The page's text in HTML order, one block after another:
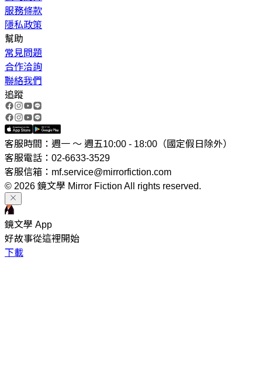
服務條款
隱私政策
幫助
常見問題
合作洽詢
聯絡我們
追蹤
客服時間：週一 ～ 週五10:00 - 18:00（國定假日除外）
客服電話：02-6633-3529
客服信箱：mf.service@mirrorfiction.com
© 2026 鏡文學 Mirror Fiction All rights reserved.
鏡文學 App
好故事從這裡開始
下載